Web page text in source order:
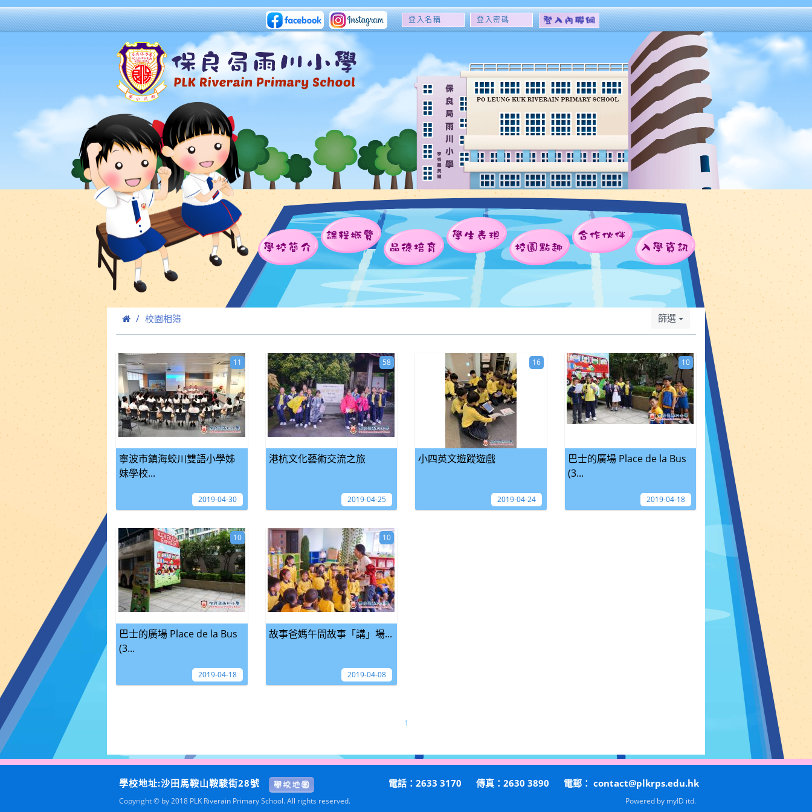
登
名
稱
登
密
碼
學校簡介
課程概覽
品德培育
學生表現
校園點趣
合作伙伴
入學資訊
校園相簿 篩選
寧波市鎮海蛟川雙語小學姊
妹學校...
11
2019-04-30
港杭文化藝術交流之旅
58
2019-04-25
小四英文遊蹤遊戲
16
2019-04-24
巴士的廣場 Place de la Bus
(3...
10
2019-04-18
巴士的廣場 Place de la Bus
(3...
10
2019-04-18
故事爸媽午間故事「講」場...
10
2019-04-08
1
學校地址:沙田馬鞍山鞍駿街28號 電話：2633 3170 傳真：2630 3890 電郵： contact@plkrps.edu.hk
Copyright © by 2018 PLK Riverain Primary School. All rights reserved. Powered by myID itd.